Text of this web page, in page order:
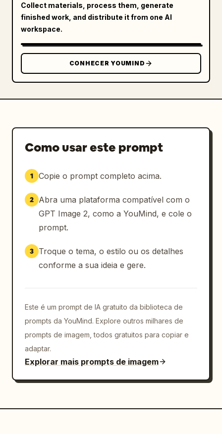
Collect materials, process them, generate
finished work, and distribute it from one AI
workspace.
CONHECER YOUMIND
Como usar este prompt
1 Copie o prompt completo acima.
2
Abra uma plataforma compatível com o
GPT Image 2, como a YouMind, e cole o
prompt.
3
Troque o tema, o estilo ou os detalhes
conforme a sua ideia e gere.
Este é um prompt de IA gratuito da biblioteca de
prompts da YouMind. Explore outros milhares de
prompts de imagem, todos gratuitos para copiar e
adaptar.
Explorar mais prompts de imagem